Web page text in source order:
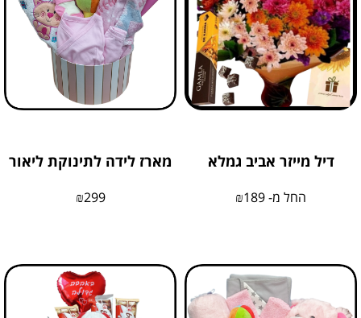
דיל מייזר אביב גמלא
החל מ- ₪189
מארז לידה לתינוקת ליאור
₪299